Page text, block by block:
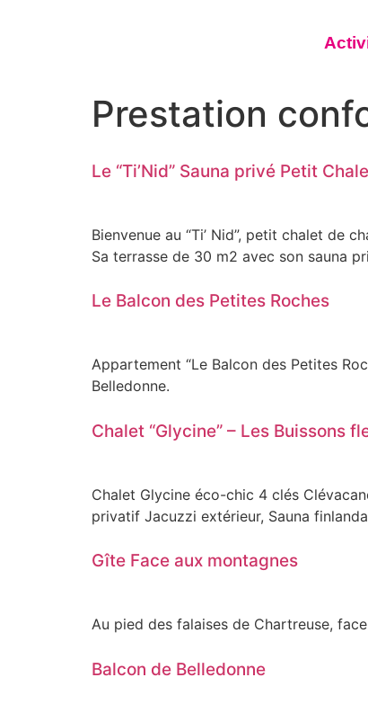
Prestation
Le “Ti’Nid” Sauna privé Petit
Bienvenue au “Ti’ Nid”, petit chalet de
Sa terrasse de 30 m2 avec son sauna
Le Balcon des Petites Roches
Appartement “Le Balcon des Petites
Belledonne.
Chalet “Glycine” – Les Buissons
Chalet Glycine éco-chic 4 clés
privatif Jacuzzi extérieur, Sauna
Gîte Face aux montagnes
Au pied des falaises de Chartreuse,
Balcon de Belledonne